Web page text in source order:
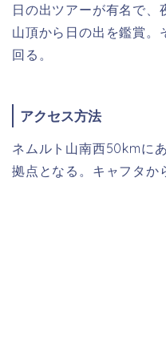
日の出ツアーが有名で、
山頂から日の出を鑑賞。
回る。
アクセス方法
ネムルト山南西50kmに
拠点となる。キャフタか